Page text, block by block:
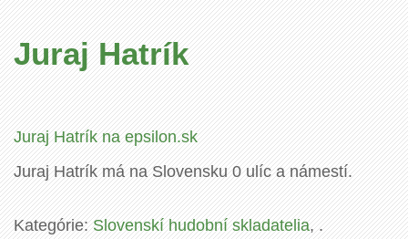
Juraj Hatrík
Juraj Hatrík na epsilon.sk
Juraj Hatrík má na Slovensku 0 ulíc a námestí.
Kategórie:Slovenskí hudobní skladatelia, .